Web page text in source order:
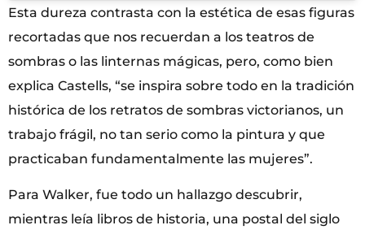
Esta dureza contrasta con la estética de esas figuras
recortadas que nos recuerdan a los teatros de
sombras o las linternas mágicas, pero, como bien
explica Castells, “se inspira sobre todo en la tradición
histórica de los retratos de sombras victorianos, un
trabajo frágil, no tan serio como la pintura y que
practicaban fundamentalmente las mujeres”.
Para Walker, fue todo un hallazgo descubrir,
mientras leía libros de historia, una postal del siglo